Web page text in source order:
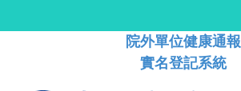
院外單位健康通報
實名登記系統